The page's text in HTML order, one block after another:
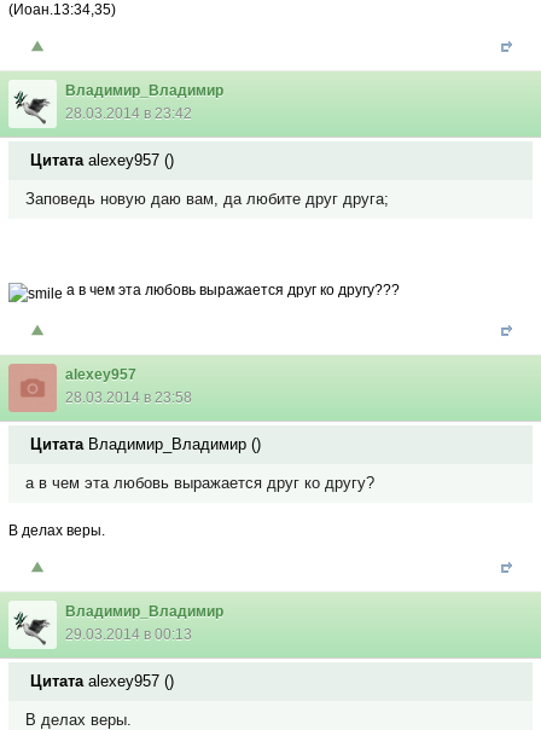
(Иоан.13:34,35)
Владимир_Владимир
28.03.2014 в 23:42
Цитата alexey957 ()
Заповедь новую даю вам, да любите друг друга;
а в чем эта любовь выражается друг ко другу???
alexey957
28.03.2014 в 23:58
Цитата Владимир_Владимир ()
а в чем эта любовь выражается друг ко другу?
В делах веры.
Владимир_Владимир
29.03.2014 в 00:13
Цитата alexey957 ()
В делах веры.